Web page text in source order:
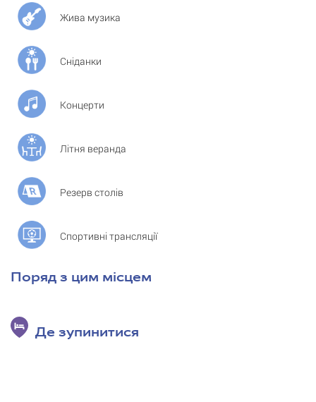
Жива музика
Сніданки
Концерти
Літня веранда
Резерв столів
Спортивні трансляції
Поряд з цим місцем
Де зупинитися